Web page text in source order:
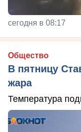
сегодня в 08:17
Общество
В пятницу
жара
Температура